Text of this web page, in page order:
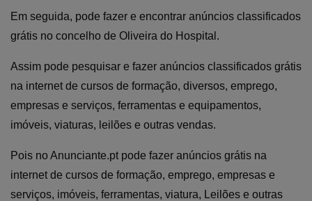
Em seguida, pode fazer e encontrar anúncios classificados
grátis no concelho de Oliveira do Hospital.
Assim pode pesquisar e fazer anúncios classificados grátis
na internet de cursos de formação, diversos, emprego,
empresas e serviços, ferramentas e equipamentos,
imóveis, viaturas, leilões e outras vendas.
Pois no Anunciante.pt pode fazer anúncios grátis na
internet de cursos de formação, emprego, empresas e
serviços, imóveis, ferramentas, viatura, Leilões e outras